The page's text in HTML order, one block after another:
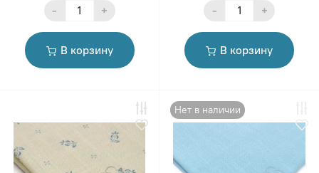
- +
В корзину
- +
В корзину
Нет в наличии